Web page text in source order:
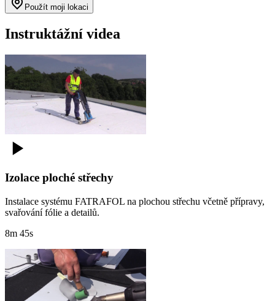
Použít moji lokaci
Instruktážní videa
Izolace ploché střechy
Instalace systému FATRAFOL na plochou střechu včetně přípravy,
svařování fólie a detailů.
8m 45s